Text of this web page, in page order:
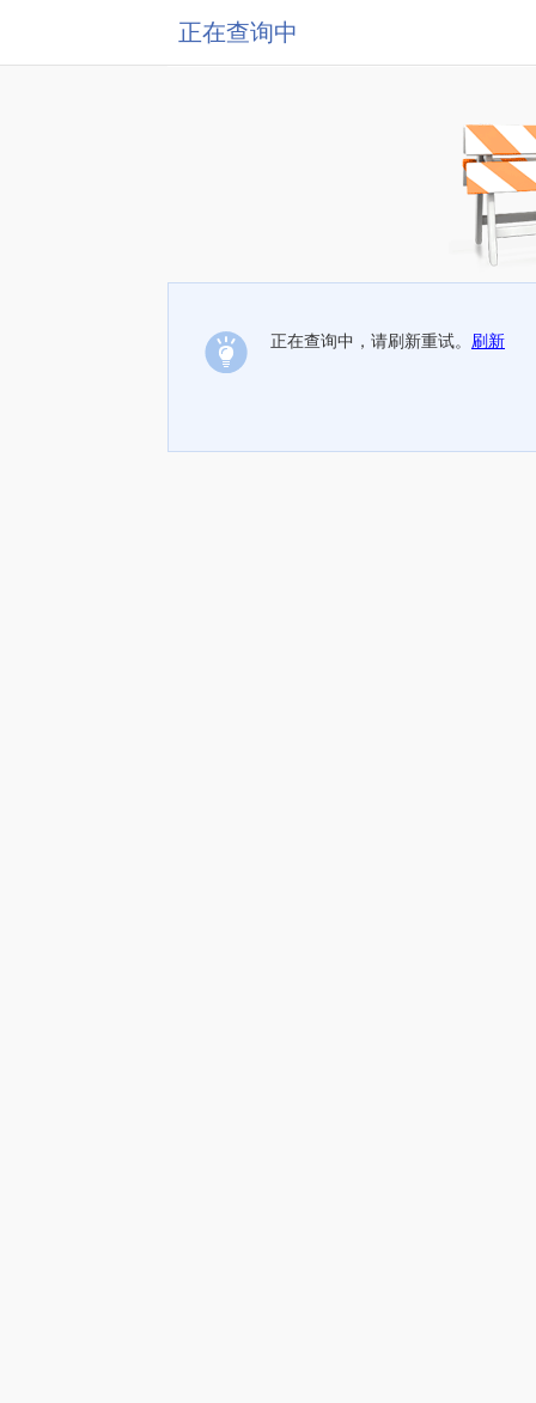
正在查询中
正在查询中，请刷新重试。 刷新